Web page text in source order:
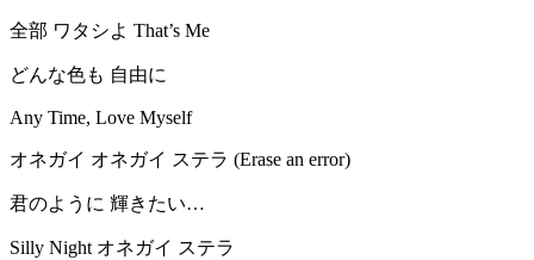
全部 ワタシよ That’s Me
どんな色も 自由に
Any Time, Love Myself
オネガイ オネガイ ステラ (Erase an error)
君のように 輝きたい…
Silly Night オネガイ ステラ